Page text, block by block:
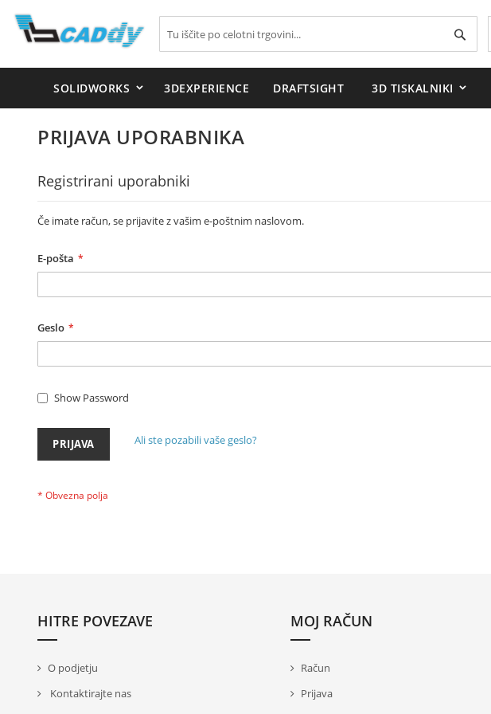
Iskanje
SOLIDWORKS 3DEXPERIENCE DRAFTSIGHT 3D TISKALNIKI
PRIJAVA UPORABNIKA
Registrirani uporabniki
Če imate račun, se prijavite z vašim e-poštnim naslovom.
E-pošta
Geslo
Show Password
PRIJAVA Ali ste pozabili vaše geslo?
HITRE POVEZAVE
O podjetju
Kontaktirajte nas
MOJ RAČUN
Račun
Prijava